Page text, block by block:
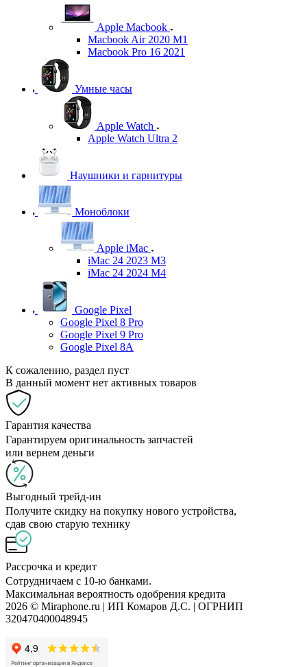
Apple Macbook
Macbook Air 2020 M1
Macbook Pro 16 2021
Умные часы
Apple Watch
Apple Watch Ultra 2
Наушники и гарнитуры
Моноблоки
Apple iMac
iMac 24 2023 M3
iMac 24 2024 M4
Google Pixel
Google Pixel 8 Pro
Google Pixel 9 Pro
Google Pixel 8A
К сожалению, раздел пуст
В данный момент нет активных товаров
Гарантия качества
Гарантируем оригинальность запчастей
или вернем деньги
Выгодный трейд-ин
Получите скидку на покупку нового устройства,
сдав свою старую технику
Рассрочка и кредит
Сотрудничаем с 10-ю банками.
Максимальная вероятность одобрения кредита
2026 © Miraphone.ru | ИП Комаров Д.С. | ОГРНИП
320470400048945